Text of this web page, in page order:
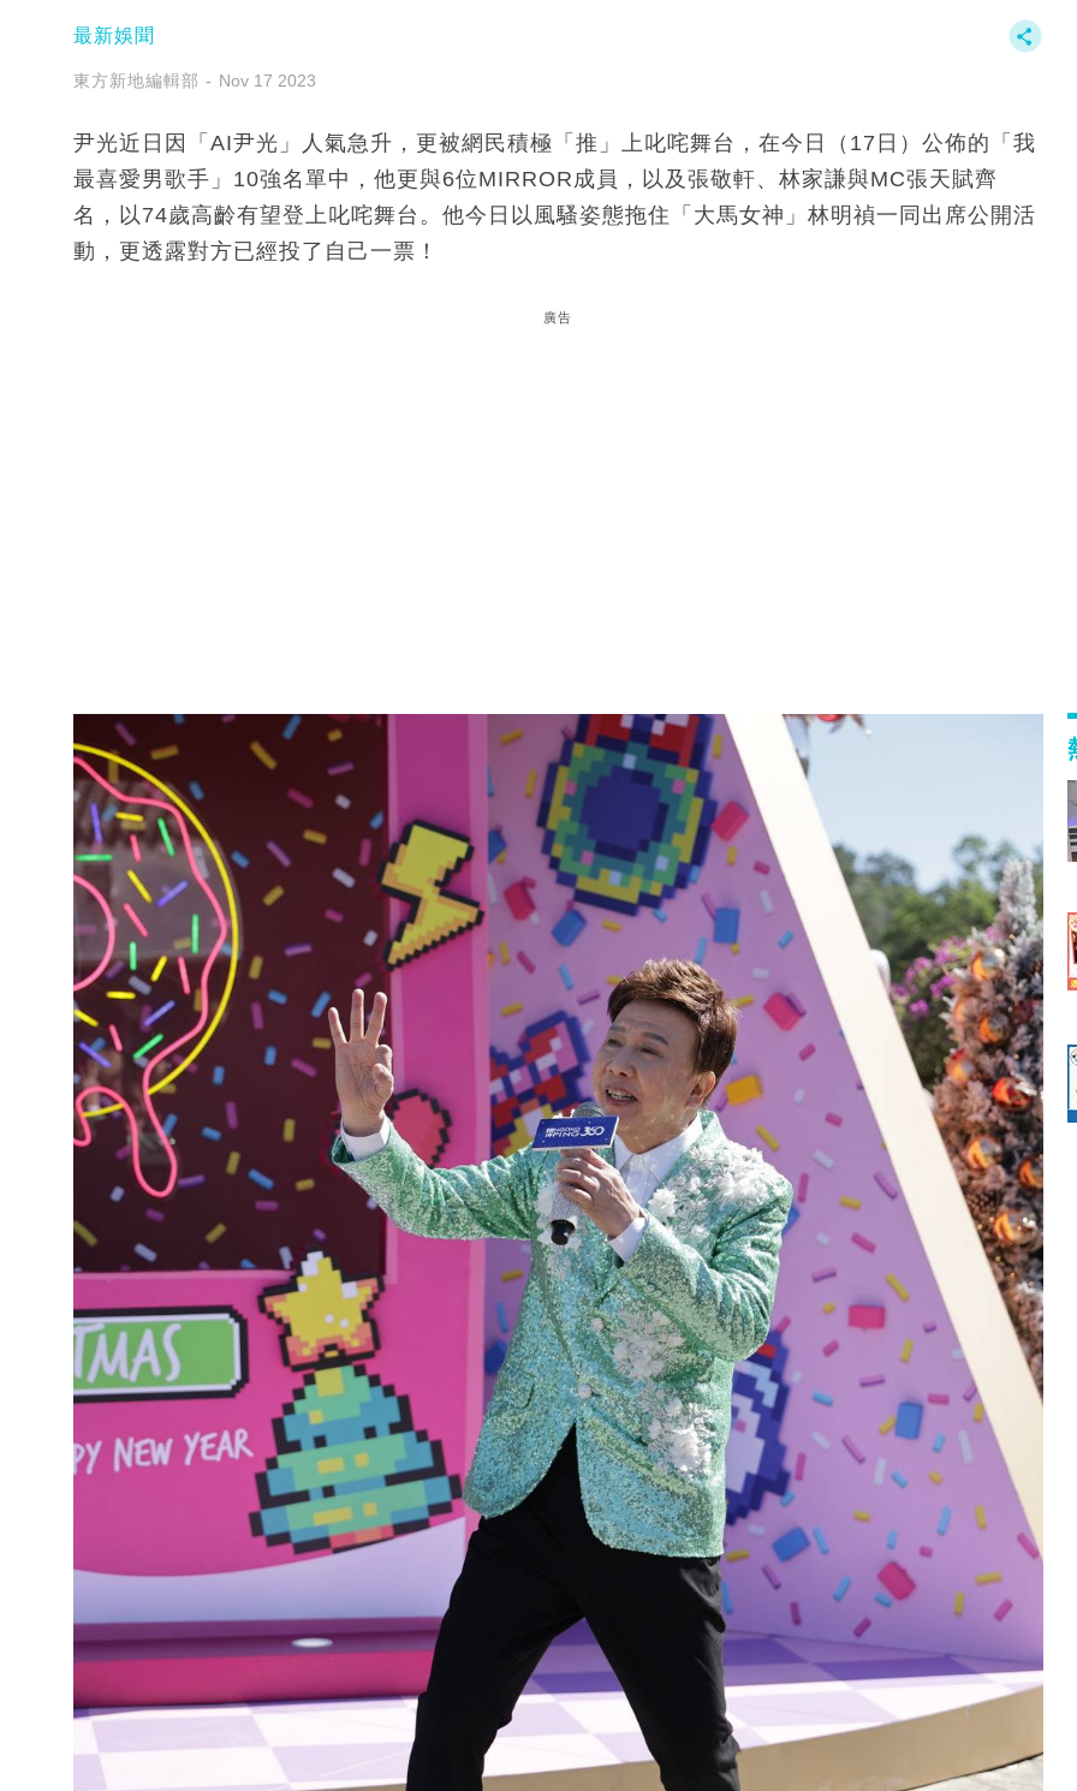
最新娛聞
東方新地編輯部 Nov 17 2023
尹光近日因「AI尹光」人氣急升，更被網民積極「推」上叱咤舞台，在今日（17日）公佈的「我
最喜愛男歌手」10強名單中，他更與6位MIRROR成員，以及張敬軒、林家謙與MC張天賦齊
名，以74歲高齡有望登上叱咤舞台。他今日以風騷姿態拖住「大馬女神」林明禎一同出席公開活
動，更透露對方已經投了自己一票！
廣告